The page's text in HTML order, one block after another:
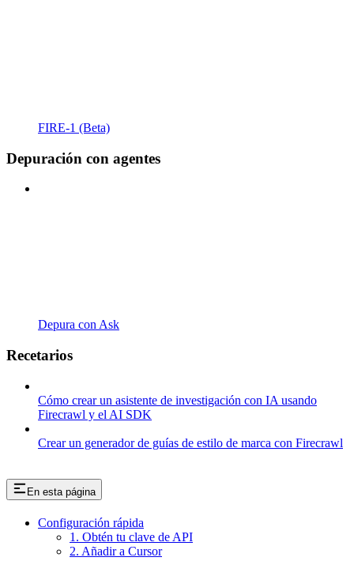
FIRE-1 (Beta)
Depuración con agentes
Depura con Ask
Recetarios
Cómo crear un asistente de investigación con IA usando
Firecrawl y el AI SDK
Crear un generador de guías de estilo de marca con Firecrawl
En esta página
Configuración rápida
1. Obtén tu clave de API
2. Añadir a Cursor